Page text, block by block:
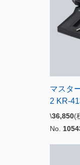
マスタ
2 KR-
\36,850(
No.